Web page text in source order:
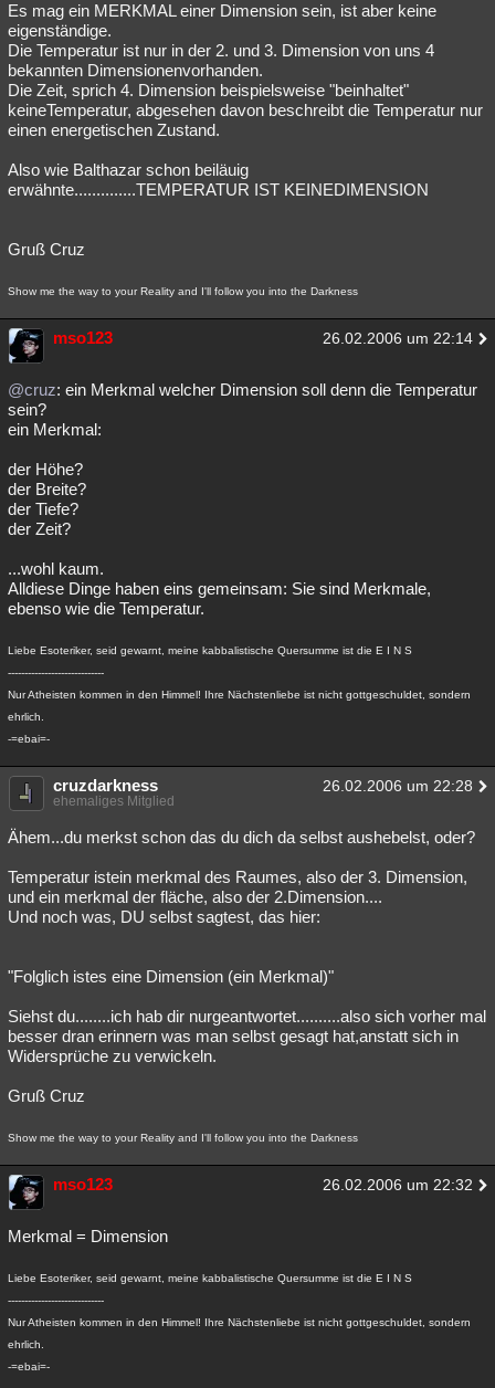
Es mag ein MERKMAL einer Dimension sein, ist aber keine
eigenständige.
Die Temperatur ist nur in der 2. und 3. Dimension von uns 4
bekannten Dimensionenvorhanden.
Die Zeit, sprich 4. Dimension beispielsweise "beinhaltet"
keineTemperatur, abgesehen davon beschreibt die Temperatur nur
einen energetischen Zustand.
Also wie Balthazar schon beiläuig
erwähnte..............TEMPERATUR IST KEINEDIMENSION
Gruß Cruz
Show me the way to your Reality and I'll follow you into the Darkness
mso123 26.02.2006 um 22:14
@cruz: ein Merkmal welcher Dimension soll denn die Temperatur
sein?
ein Merkmal:
der Höhe?
der Breite?
der Tiefe?
der Zeit?
...wohl kaum.
Alldiese Dinge haben eins gemeinsam: Sie sind Merkmale,
ebenso wie die Temperatur.
Liebe Esoteriker, seid gewarnt, meine kabbalistische Quersumme ist die E I N S
-----------------------------
Nur Atheisten kommen in den Himmel! Ihre Nächstenliebe ist nicht gottgeschuldet, sondern
ehrlich.
-=ebai=-
cruzdarkness 26.02.2006 um 22:28
ehemaliges Mitglied
Ähem...du merkst schon das du dich da selbst aushebelst, oder?
Temperatur istein merkmal des Raumes, also der 3. Dimension,
und ein merkmal der fläche, also der 2.Dimension....
Und noch was, DU selbst sagtest, das hier:
"Folglich istes eine Dimension (ein Merkmal)"
Siehst du........ich hab dir nurgeantwortet..........also sich vorher mal
besser dran erinnern was man selbst gesagt hat,anstatt sich in
Widersprüche zu verwickeln.
Gruß Cruz
Show me the way to your Reality and I'll follow you into the Darkness
mso123 26.02.2006 um 22:32
Merkmal = Dimension
Liebe Esoteriker, seid gewarnt, meine kabbalistische Quersumme ist die E I N S
-----------------------------
Nur Atheisten kommen in den Himmel! Ihre Nächstenliebe ist nicht gottgeschuldet, sondern
ehrlich.
-=ebai=-